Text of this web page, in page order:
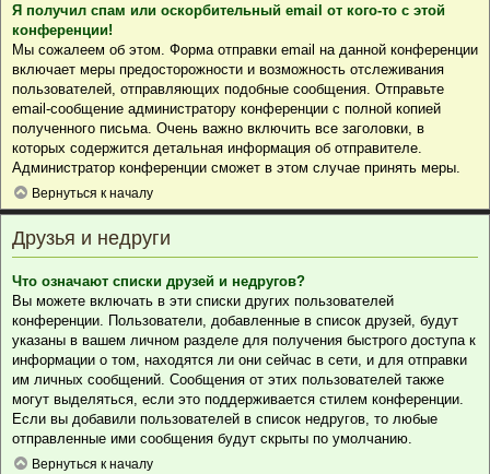
Я получил спам или оскорбительный email от кого-то с этой
конференции!
Мы сожалеем об этом. Форма отправки email на данной конференции
включает меры предосторожности и возможность отслеживания
пользователей, отправляющих подобные сообщения. Отправьте
email-сообщение администратору конференции с полной копией
полученного письма. Очень важно включить все заголовки, в
которых содержится детальная информация об отправителе.
Администратор конференции сможет в этом случае принять меры.
Вернуться к началу
Друзья и недруги
Что означают списки друзей и недругов?
Вы можете включать в эти списки других пользователей
конференции. Пользователи, добавленные в список друзей, будут
указаны в вашем личном разделе для получения быстрого доступа к
информации о том, находятся ли они сейчас в сети, и для отправки
им личных сообщений. Сообщения от этих пользователей также
могут выделяться, если это поддерживается стилем конференции.
Если вы добавили пользователей в список недругов, то любые
отправленные ими сообщения будут скрыты по умолчанию.
Вернуться к началу